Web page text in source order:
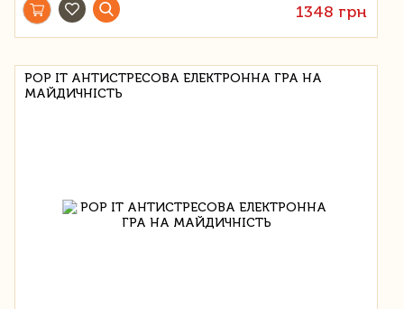
1348 грн
POP IT АНТИСТРЕСОВА ЕЛЕКТРОННА ГРА НА
МАЙДИЧНІСТЬ